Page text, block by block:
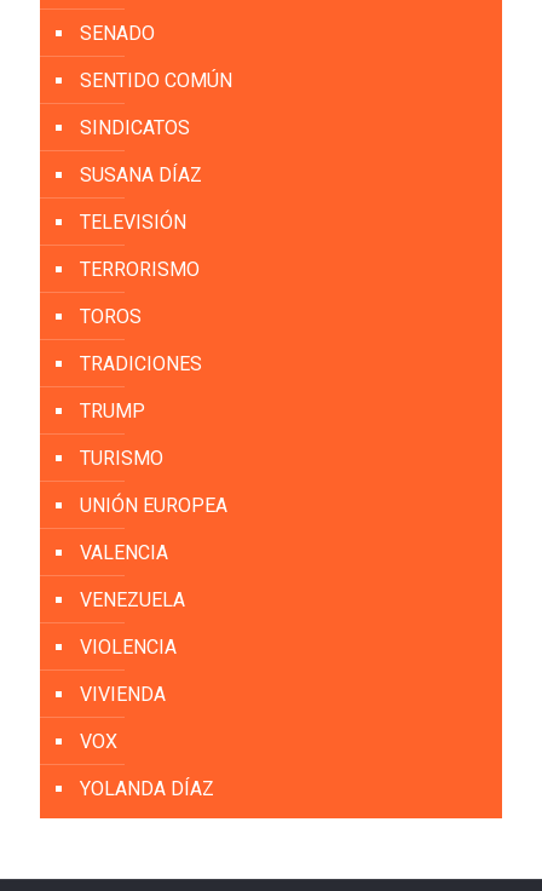
SENADO
SENTIDO COMÚN
SINDICATOS
SUSANA DÍAZ
TELEVISIÓN
TERRORISMO
TOROS
TRADICIONES
TRUMP
TURISMO
UNIÓN EUROPEA
VALENCIA
VENEZUELA
VIOLENCIA
VIVIENDA
VOX
YOLANDA DÍAZ